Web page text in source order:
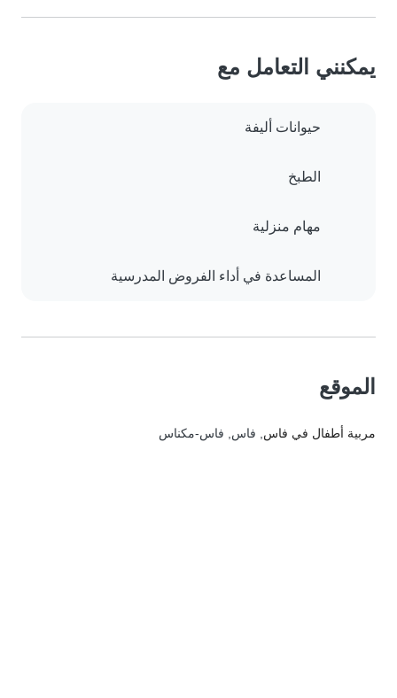
يمكنني التعامل مع
حيوانات أليفة
الطبخ
مهام منزلية
المساعدة في أداء الفروض المدرسية
الموقع
مربية أطفال في فاس , فاس, فاس-مكناس